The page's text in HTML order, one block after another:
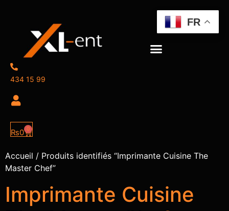
434 15 99
₨0 0
Accueil / Produits identifiés “Imprimante Cuisine The
Master Chef”
Imprimante Cuisine
FR